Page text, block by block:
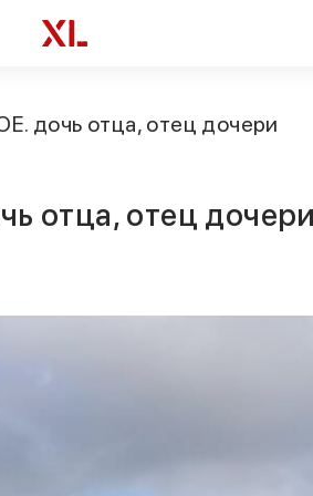
дочь отца, отец дочери
отца, отец